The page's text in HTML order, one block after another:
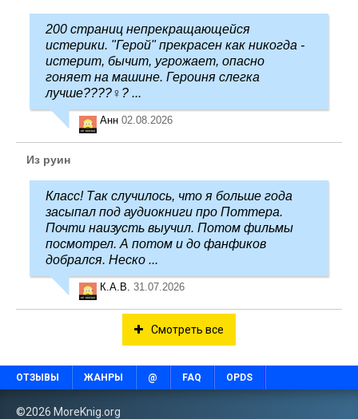
200 страниц непрекращающейся
истерики. "Герой" прекрасен как никогда -
истерит, бычит, угрожает, опасно
гоняет на машине. Героиня слегка
лучше????‍♀️? ...
Анн 02.08.2026
Из руин
Класс! Так случилось, что я больше года
засыпал под аудиокниги про Поттера.
Почти наизусть выучил. Потом фильмы
посмотрел. А потом и до фанфиков
добрался. Неско ...
К.А.В. 31.07.2026
Смотреть все
ОТЗЫВЫ ЖАНРЫ @ FAQ OPDS
©2026 MoreKnig.org